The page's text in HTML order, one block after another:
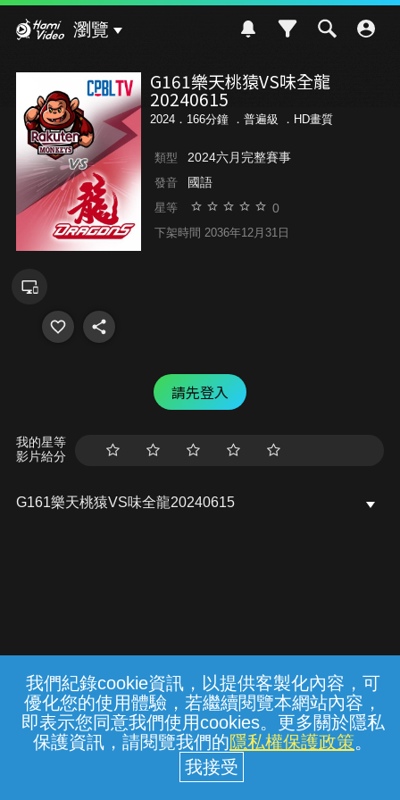
我們紀錄cookie資訊，以提供客製化內容，可
優化您的使用體驗，若繼續閱覽本網站內容，
即表示您同意我們使用cookies。更多關於隱私
保護資訊，請閱覽我們的隱私權保護政策。
瀏覽
G161樂天桃猿VS味全龍
20240615
2024．166分鐘 ． 普遍級 ．HD畫質
類型 2024六月完整賽事
發音 國語
星等 0
下架時間 2036年12月31日
請先登入
我的星等
影片給分
G161樂天桃猿VS味全龍20240615
常見問題 線上客服 服務條款 隱私權保護
中華電信股份有限公司個人家庭分公司
(統一編號：96979949) © 2026
{{notifyMsg}}